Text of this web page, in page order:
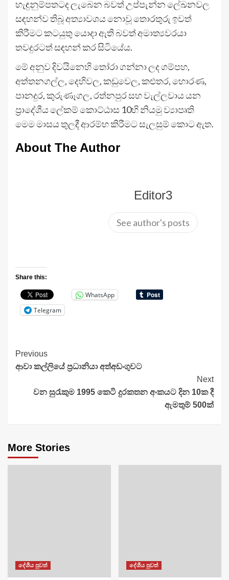
හැඳුනුම්පතටද ලැබෙන බවත් උප්පැන්න ලේඛනවල
සඳහන්ව තිබූ අත්‍යාවශය නොවූ තොරතුරු ඉවත්
කිරීමට කටයුතු යොදා ඇති බවත් අමාත්‍යවරයා
තවදුරටත් සඳහන් කර සිටියේය.
මේ අනුව දිවයිනෙහි තෝරා ගන්නා ලද ගම්පහ,
අත්තනගල්ල, දෙහිවල, කඩුවෙල, කළුතර, හොරණ,
පානදුර, කුරුණෑගල, රත්නපුර සහ වැල්ලවාය යන
ප්‍රාදේශීය ලේකම් කොට්ඨාස 10හි නියමු ව්‍යාපෘති
මෙම මාසය තුලදී ආරම්භ කිරීමට සැලසුම් කොට ඇත.
About The Author
Editor3
See author's posts
Share this:
WhatsApp
Telegram
Continue
Reading
Previous
ආවා කල්ලියේ ප්‍රධානියා අත්අඩංගුවට
Next
වන සුරැකුම 1995 කෙටි දුරකතන අංකයට දින 10ක දී
ඇමතුම් 500ක්
More Stories
දේශීය පුවත් දේශීය පුවත්